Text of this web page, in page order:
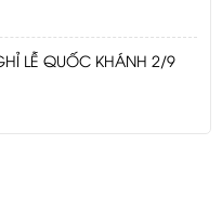
LỄ QUỐC KHÁNH 2/9